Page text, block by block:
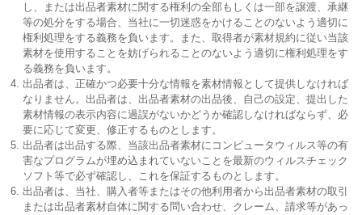
し、または出品者素材に関する権利の全部もしくは一部を譲渡、承継
等の処分をする場合、当社に一切迷惑をかけることのないよう適切に
権利処理をする義務を負います。また、取得者が素材規約に従い当該
素材を使用することを妨げられることのないよう適切に権利処理をす
る義務を負います。
出品者は、正確かつ必要十分な情報を素材情報として提供しなければ
なりません。出品者は、出品者素材の出品後、自己の設定、提出した
素材情報の表示内容に過誤がないかどうか確認しなければならず、必
要に応じて変更、修正するものとします。
出品者は出品する際、当該出品者素材にコンピュータウィルス等の有
害なプログラムが埋め込まれていないことを最新のウィルスチェック
ソフト等で必ず確認し、これを保証するものとします。
出品者は、当社、購入者等またはその他利用者から出品者素材の取引
または出品者素材自体に関する問い合わせ、クレーム、請求等があっ